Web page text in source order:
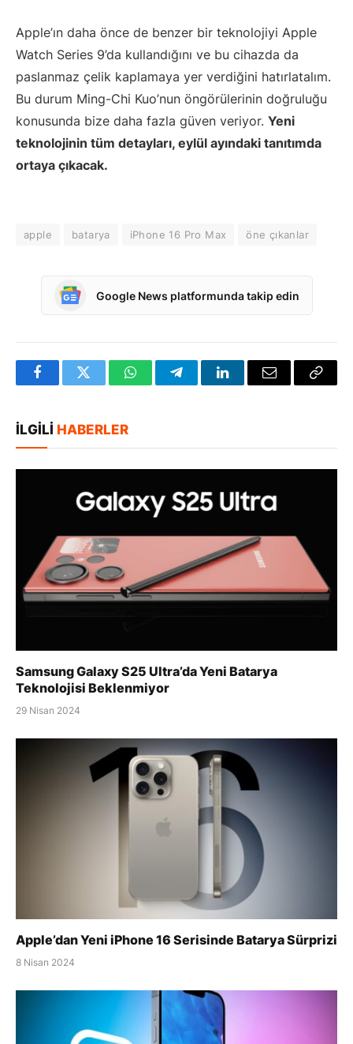
Apple’ın daha önce de benzer bir teknolojiyi Apple
Watch Series 9’da kullandığını ve bu cihazda da
paslanmaz çelik kaplamaya yer verdiğini hatırlatalım.
Bu durum Ming-Chi Kuo’nun öngörülerinin doğruluğu
konusunda bize daha fazla güven veriyor. Yeni
teknolojinin tüm detayları, eylül ayındaki tanıtımda
ortaya çıkacak.
apple batarya iPhone 16 Pro Max öne çıkanlar
Google News platformunda takip edin
FacebookTwitter WhatsAppTelegramLinkedInE-
İLGILI HABERLER
Samsung Galaxy S25 Ultra’da Yeni Batarya
Teknolojisi Beklenmiyor
29 Nisan 2024
Apple’dan Yeni iPhone 16 Serisinde Batarya Sürprizi
8 Nisan 2024